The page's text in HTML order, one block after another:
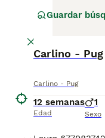
hace siglos.
Guardar
Carlino - Pug
Carlino - Pug
12 semanas
Edad
1
Sexo